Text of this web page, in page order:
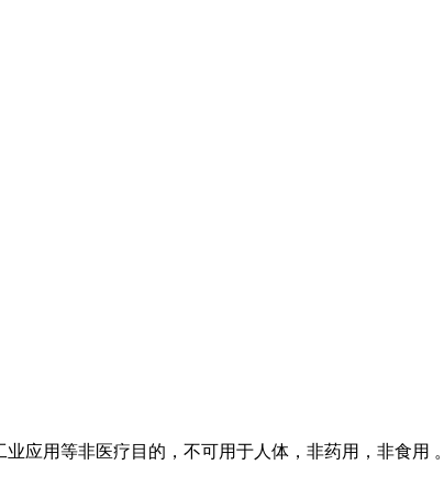
应用等非医疗目的，不可用于人体，非药用，非食用 。